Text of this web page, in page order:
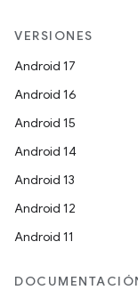
VERSIONES
Android 17
Android 16
Android 15
Android 14
Android 13
Android 12
Android 11